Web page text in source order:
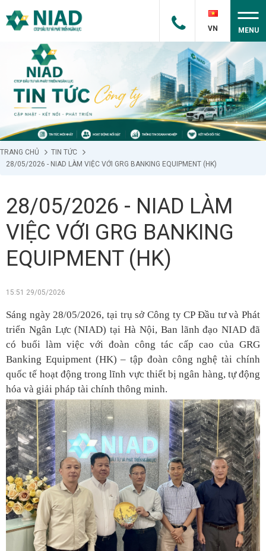
VN MENU
TRANG CHỦ
TIN TỨC
28/05/2026 - NIAD LÀM VIỆC VỚI GRG BANKING EQUIPMENT (HK)
28/05/2026 - NIAD LÀM
VIỆC VỚI GRG BANKING
EQUIPMENT (HK)
15:51 29/05/2026
Sáng ngày 28/05/2026, tại trụ sở Công ty CP Đầu tư và Phát
triển Ngân Lực (NIAD) tại Hà Nội, Ban lãnh đạo NIAD đã
có buổi làm việc với đoàn công tác cấp cao của GRG
Banking Equipment (HK) – tập đoàn công nghệ tài chính
quốc tế hoạt động trong lĩnh vực thiết bị ngân hàng, tự động
hóa và giải pháp tài chính thông minh.